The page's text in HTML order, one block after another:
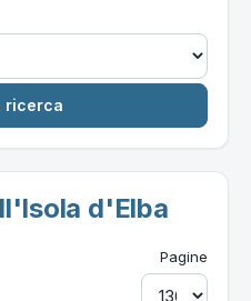
d'Elba
Pagine